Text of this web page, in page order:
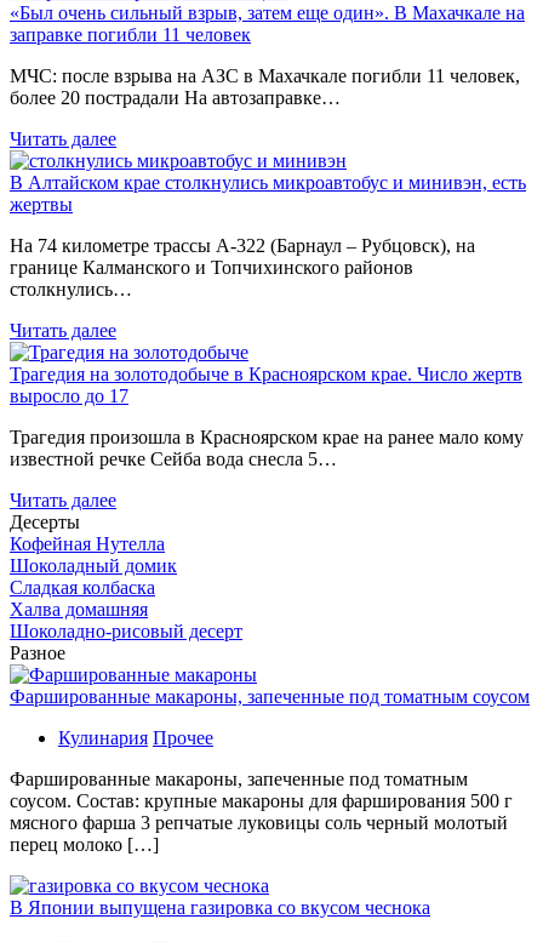
«Был очень сильный взрыв, затем еще один». В Махачкале на
заправке погибли 11 человек
МЧС: после взрыва на АЗС в Махачкале погибли 11 человек,
более 20 пострадали На автозаправке…
Читать далее
В Алтайском крае столкнулись микроавтобус и минивэн, есть
жертвы
На 74 километре трассы А-322 (Барнаул – Рубцовск), на
границе Калманского и Топчихинского районов
столкнулись…
Читать далее
Трагедия на золотодобыче в Красноярском крае. Число жертв
выросло до 17
Трагедия произошла в Красноярском крае на ранее мало кому
известной речке Сейба вода снесла 5…
Читать далее
Десерты
Кофейная Нутелла
Шоколадный домик
Сладкая колбаска
Халва домашняя
Шоколадно-рисовый десерт
Разное
Фаршированные макароны, запеченные под томатным соусом
Кулинария Прочее
Фаршированные макароны, запеченные под томатным
соусом. Состав: крупные макароны для фарширования 500 г
мясного фарша 3 репчатые луковицы соль черный молотый
перец молоко […]
В Японии выпущена газировка со вкусом чеснока